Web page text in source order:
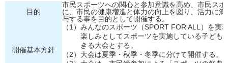
目的
市民スポーツへの関心と参加意識を高め、市民ス
に、市民の健康増進と体力の向上を図り、活力に
与する事を目的として開催する。
開催基本方針
（1） みんなのスポーツ（SPORT FOR ALL）を実
楽しみとしてスポーツを実施している子ども
きる大会とする。
（2） 大会は夏季・秋季・冬季に分けて開催する。